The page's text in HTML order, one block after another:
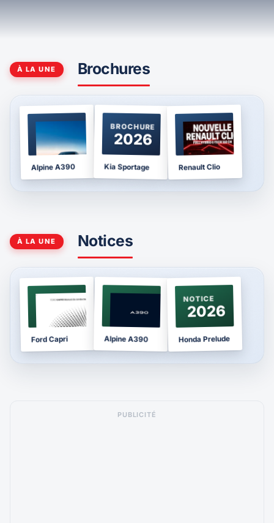
À LA UNE Brochures
2025
Alpine A390
BROCHURE
2026
Kia Sportage
BROCHURE
2026
Renault Clio
À LA UNE Notices
NOTICE
2024
Ford Capri
2026
Alpine A390
NOTICE
2026
Honda Prelude
PUBLICITÉ